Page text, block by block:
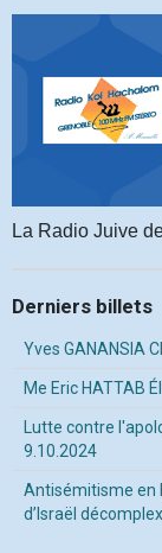
La Radio Juive
Derniers billets
Yves GANANSIA
Me Eric HATTAB
Lutte contre
9.10.2024
Antisémitisme en
d’Israël